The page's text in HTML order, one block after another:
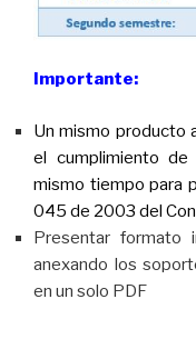
Importante:
Un mismo producto
el cumplimiento
mismo tiempo para
045 de 2003 del
Presentar formato
anexando los
en un solo PDF